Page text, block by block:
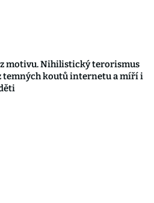
motivu. Nihilistický terorismus
temných koutů internetu a míří i